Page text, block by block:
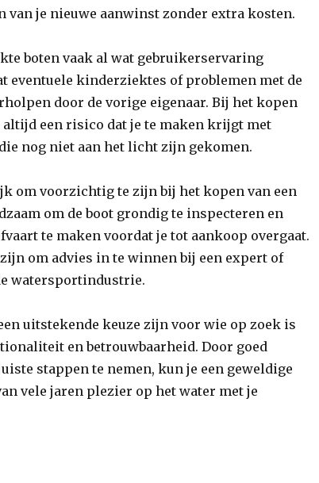
van je nieuwe aanwinst zonder extra kosten.
boten vaak al wat gebruikerservaring
eventuele kinderziektes of problemen met de
door de vorige eigenaar. Bij het kopen
altijd een risico dat je te maken krijgt met
nog niet aan het licht zijn gekomen.
om voorzichtig te zijn bij het kopen van een
om de boot grondig te inspecteren en
te maken voordat je tot aankoop overgaat.
om advies in te winnen bij een expert of
watersportindustrie.
uitstekende keuze zijn voor wie op zoek is
en betrouwbaarheid. Door goed
stappen te nemen, kun je een geweldige
vele jaren plezier op het water met je